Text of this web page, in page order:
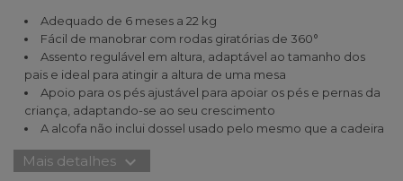
Adequado de 6 meses a 22 kg
Fácil de manobrar com rodas giratórias de 360°
Assento regulável em altura, adaptável ao tamanho dos
pais e ideal para atingir a altura de uma mesa
Apoio para os pés ajustável para apoiar os pés e pernas da
criança, adaptando-se ao seu crescimento
A alcofa não inclui dossel usado pelo mesmo que a cadeira
Mais detalhes expand_more